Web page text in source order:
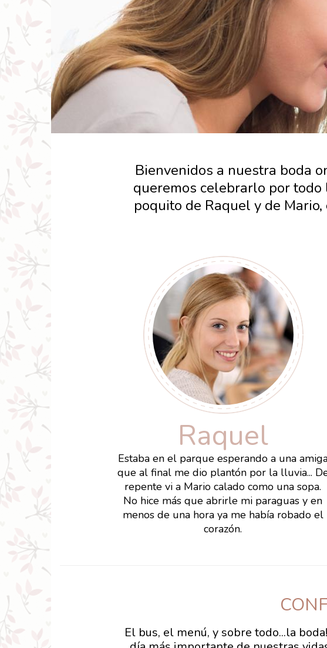
Bienvenidos a nuestra boda
queremos celebrarlo por todo
poquito de Raquel y de
Raquel
Estaba en el parque esperando a una
que al final me dio plantón por la lluvia...
repente vi a Mario calado como una sopa.
No hice más que abrirle mi paraguas y en
menos de una hora ya me había robado el
corazón.
El bus, el menú, y sobre todo...la